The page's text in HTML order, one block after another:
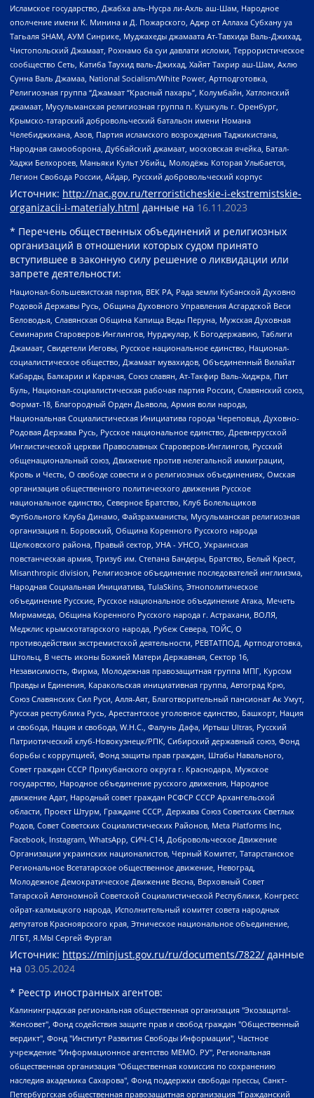
Исламское государство, Джабха аль-Нусра ли-Ахль аш-Шам, Народное
ополчение имени К. Минина и Д. Пожарского, Аджр от Аллаха Субхану уа
Тагьаля SHAM, АУМ Синрике, Муджахеды джамаата Ат-Тавхида Валь-Джихад,
Чистопольский Джамаат, Рохнамо ба суи давлати исломи, Террористическое
сообщество Сеть, Катиба Таухид валь-Джихад, Хайят Тахрир аш-Шам, Ахлю
Сунна Валь Джамаа, National Socialism/White Power, Артподготовка,
Религиозная группа “Джамаат “Красный пахарь”, Колумбайн, Хатлонский
джамаат, Мусульманская религиозная группа п. Кушкуль г. Оренбург,
Крымско-татарский добровольческий батальон имени Номана
Челебиджихана, Азов, Партия исламского возрождения Таджикистана,
Народная самооборона, Дуббайский джамаат, московская ячейка, Батал-
Хаджи Белхороев, Маньяки Культ Убийц, Молодёжь Которая Улыбается,
Легион Свобода России, Айдар, Русский добровольческий корпус
Источник: http://nac.gov.ru/terroristicheskie-i-ekstremistskie-
organizacii-i-materialy.html данные на 16.11.2023
* Перечень общественных объединений и религиозных
организаций в отношении которых судом принято
вступившее в законную силу решение о ликвидации или
запрете деятельности:
Национал-большевистская партия, ВЕК РА, Рада земли Кубанской Духовно
Родовой Державы Русь, Община Духовного Управления Асгардской Веси
Беловодья, Славянская Община Капища Веды Перуна, Мужская Духовная
Семинария Староверов-Инглингов, Нурджулар, К Богодержавию, Таблиги
Джамаат, Свидетели Иеговы, Русское национальное единство, Национал-
социалистическое общество, Джамаат мувахидов, Объединенный Вилайат
Кабарды, Балкарии и Карачая, Союз славян, Ат-Такфир Валь-Хиджра, Пит
Буль, Национал-социалистическая рабочая партия России, Славянский союз,
Формат-18, Благородный Орден Дьявола, Армия воли народа,
Национальная Социалистическая Инициатива города Череповца, Духовно-
Родовая Держава Русь, Русское национальное единство, Древнерусской
Инглистической церкви Православных Староверов-Инглингов, Русский
общенациональный союз, Движение против нелегальной иммиграции,
Кровь и Честь, О свободе совести и о религиозных объединениях, Омская
организация общественного политического движения Русское
национальное единство, Северное Братство, Клуб Болельщиков
Футбольного Клуба Динамо, Файзрахманисты, Мусульманская религиозная
организация п. Боровский, Община Коренного Русского народа
Щелковского района, Правый сектор, УНА - УНСО, Украинская
повстанческая армия, Тризуб им. Степана Бандеры, Братство, Белый Крест,
Misanthropic division, Религиозное объединение последователей инглиизма,
Народная Социальная Инициатива, TulaSkins, Этнополитическое
объединение Русские, Русское национальное объединение Атака, Мечеть
Мирмамеда, Община Коренного Русского народа г. Астрахани, ВОЛЯ,
Меджлис крымскотатарского народа, Рубеж Севера, ТОЙС, О
противодействии экстремистской деятельности, РЕВТАТПОД, Артподготовка,
Штольц, В честь иконы Божией Матери Державная, Сектор 16,
Независимость, Фирма, Молодежная правозащитная группа МПГ, Курсом
Правды и Единения, Каракольская инициативная группа, Автоград Крю,
Союз Славянских Сил Руси, Алля-Аят, Благотворительный пансионат Ак Умут,
Русская республика Русь, Арестантское уголовное единство, Башкорт, Нация
и свобода, Нация и свобода, W.H.С., Фалунь Дафа, Иртыш Ultras, Русский
Патриотический клуб-Новокузнецк/РПК, Сибирский державный союз, Фонд
борьбы с коррупцией, Фонд защиты прав граждан, Штабы Навального,
Совет граждан СССР Прикубанского округа г. Краснодара, Мужское
государство, Народное объединение русского движения, Народное
движение Адат, Народный совет граждан РСФСР СССР Архангельской
области, Проект Штурм, Граждане СССР, Держава Союз Советских Светлых
Родов, Совет Советских Социалистических Районов, Meta Platforms Inc,
Facebook, Instagram, WhatsApp, СИЧ-С14, Добровольческое Движение
Организации украинских националистов, Черный Комитет, Татарстанское
Региональное Всетатарское общественное движение, Невоград,
Молодежное Демократическое Движение Весна, Верховный Совет
Татарской Автономной Советской Социалистической Республики, Конгресс
ойрат-калмыцкого народа, Исполнительный комитет совета народных
депутатов Красноярского края, Этническое национальное объединение,
ЛГБТ, Я.МЫ Сергей Фургал
Источник: https://minjust.gov.ru/ru/documents/7822/ данные
на 03.05.2024
* Реестр иностранных агентов:
Калининградская региональная общественная организация "Экозащита!-Женсовет", Фонд содействия защите прав и свобод граждан "Общественный вердикт", Фонд "Институт Развития Свободы Информации", Частное учреждение "Информационное агентство МЕМО. РУ", Региональная общественная организация "Общественная комиссия по сохранению наследия академика Сахарова", Фонд поддержки свободы прессы, Санкт-Петербургская общественная правозащитная организация "Гражданский контроль", Межрегиональная общественная организация "Информационно-просветительский центр "Мемориал", Региональный Фонд "Центр Защиты Прав Средств Массовой Информации", с 05.12.2023 Фонд "Центр Защиты Прав Средств массовой информации", Региональная общественная благотворительная организация помощи беженцам и мигрантам "Гражданское содействие", Негосударственное образовательное учреждение дополнительного профессионального образования (повышение квалификации) специалистов "АКАДЕМИЯ ПО ПРАВАМ ЧЕЛОВЕКА", Свердловская региональная общественная организация "Сутяжник", Автономная некоммерческая организация "Центр независимых социологических исследований", Союз общественных объединений "Российский исследовательский центр по правам человека", Региональное общественное учреждение научно-информационный центр "МЕМОРИАЛ", Некоммерческая организация "Фонд защиты гласности", Автономная некоммерческая организация "Институт прав человека", Городская общественная организация "Екатеринбургское общество "МЕМОРИАЛ", Городская общественная организация "Рязанское историко-просветительское и правозащитное общество "Мемориал" (Рязанский Мемориал), Челябинский региональный орган общественной самодеятельности – женское общественное объединение "Женщины Евразии", Челябинский региональный орган общественной самодеятельности "Уральская правозащитная группа", Фонд содействия защите здоровья и социальной справедливости имени Андрея Рылькова, Автономная Некоммерческая Организация "Аналитический Центр Юрия Левады", Автономная некоммерческая организация социальной поддержки населения "Проект Апрель", Региональная общественная организация помощи женщинам и детям, находящимся в кризисной ситуации "Информационно-методический центр "Анна", Фонд содействия развитию массовых коммуникаций и правовому просвещению "Так-так-Так", Фонд содействия устойчивому развитию "Серебряная тайга", Свердловский региональный общественный фонд социальных проектов "Новое время", "Idel.Реалии", Кавказ.Реалии, Крым.Реалии, Телеканал Настоящее Время, Татаро-башкирская служба Радио Свобода (Azatliq Radiosi), Радио Свободная Европа/Радио Свобода (PCE/PC), "Сибирь.Реалии", "Фактограф", Благотворительный фонд помощи осужденным и их семьям, Автономная некоммерческая организация "Институт глобализации и социальных движений", Фонд "В защиту прав заключенных", Частное учреждение "Центр поддержки и содействия развитию средств массовой информации", Пензенский региональный общественный благотворительный фонд "Гражданский союз", "Север.Реалии", Некоммерческая организация Фонд "Правовая инициатива", Общество с ограниченной ответственностью "Радио Свободная Европа/Радио Свобода", Чешское информационное агентство "MEDIUM-ORIENT", Красноярская региональная общественная организация "Мы против СПИДа", Камалягин Денис Николаевич, Маркелов Сергей Евгеньевич, Пономарев Лев Александрович, Савицкая Людмила Алексеевна, Автономная некоммерческая организация "Центр по работе с проблемой насилия "НАСИЛИЮ.НЕТ", Межрегиональный профессиональный союз работников здравоохранения "Альянс врачей", Юридическое лицо, зарегистрированное в Латвийской Республике, SIA "Medusa Project" (регистрационный номер 40103797863, дата регистрации 10.06.2014), Некоммерческая организация "Фонд по борьбе с коррупцией", Автономная некоммерческая организация "Институт права и публичной политики", Баданин Роман Сергеевич, Гликин Максим Александрович, Железнова Мария Михайловна, Лукьянова Юлия Сергеевна, Маетная Елизавета Витальевна, Маняхин Петр Борисович, Чуракова Ольга Владимировна, Ярош Юлия Петровна, Юридическое лицо "The Insider SIA", зарегистрированное в Риге, Латвийская Республика (дата регистрации 26.06.2015), являющееся администратором доменного имени интернет-издания "The Insider SIA", https://theins.ru, Постернак Алексей Евгеньевич, Рубин Михаил Аркадьевич, Анин Роман Александрович, Юридическое лицо Istories fonds, зарегистрированное в Латвийской Республике (регистрационный номер 50008295751, дата регистрации 24.02.2020), Великовский Дмитрий Александрович, Долинина Ирина Николаевна, Мароховская Алеся Алексеевна, Шлейнов Роман Юрьевич, Шмагун Олеся Валентиновна, Общество с ограниченной ответственностью "Альтаир 2021", Общество с ограниченной ответственностью "Вега 2021", Общество с ограниченной ответственностью "Главный редактор 2021", Общество с ограниченной ответственностью "Ромашки монолит", Важенков Артем Валерьевич, Ивановская областная общественная организация "Центр гендерных исследований", Гурман Юрий Альбертович, Медиапроект "ОВД-Инфо", Егоров Владимир Владимирович, Жилинский Владимир Александрович, Общество с ограниченной ответственностью "ЗП", Иванова София Юрьевна, Карезина Инна Павловна, Кильтау Екатерина Викторовна, Петров Алексей Викторович, Пискунов Сергей Евгеньевич, Смирнов Сергей Сергеевич, Тихонов Михаил Сергеевич, Общество с ограниченной ответственностью "ЖУРНАЛИСТ-ИНОСТРАННЫЙ АГЕНТ", Арапова Галина Юрьевна, Вольтская Татьяна Анатольевна, Американская компания "Mason G.E.S. Anonymous Foundation" (США), являющаяся владельцем интернет-издания https://mnews.world/, Компания "Stichting Bellingcat", зарегистрированная в Нидерландах (дата регистрации 11.07.2018), Захаров Андрей Вячеславович, Клепиковская Екатерина Дмитриевна, Общество с ограниченной ответственностью "МЕМО", Перл Роман Александрович, Симонов Евгений Алексеевич, Соловьева Елена Анатольевна, Сотников Даниил Владимирович, Сурначева Елизавета Дмитриевна, Автономная некоммерческая организация по защите прав человека и информированию населения "Якутия – Наше Мнение", Общество с ограниченной ответственностью "Москоу диджитал медиа", с 26.01.2023 Общество с ограниченной ответственностью "Чайка Белые сады", Ветошкина Валерия Валерьевна, Заговора Максим Александрович, Межрегиональное общественное движение "Российская ЛГБТ - сеть", Оленичев Максим Владимирович, Павлов Иван Юрьевич, Скворцова Елена Сергеевна, Общество с ограниченной ответственностью "Как бы инагент", Кочетков Игорь Викторович, Общество с ограниченной ответственностью "Честные выборы", Еланчик Олег Александрович, Общество с ограниченной ответственностью "Нобелевский призыв", Гималова Регина Эмилевна, Григорьев Андрей Валерьевич, Григорьева Алина Александровна, Ассоциация по содействию защите прав призывников, альтернативнослужащих и военнослужащих "Правозащитная группа "Гражданин.Армия.Право", Хисамова Регина Фаритовна, Автономная некоммерческая организация по реализации социально-правовых программ "Лилит", Дальневосточное общественное движение "Маяк", Санкт-Петербургская ЛГБТ-инициативная группа "Выход", Инициативная группа ЛГБТ+ "Реверс", Алексеев Андрей Викторович, Бекбулатова Таисия Львовна, Беляев Иван Михайлович, Владыкина Елена Сергеевна, Гельман Марат Александрович, Никульшина Вероника Юрьевна, Толоконникова Надежда Андреевна, Шендерович Виктор Анатольевич, Общество с ограниченной ответственностью "Данное сообщение", Общество с ограниченной ответственностью Издательский дом "Новая глава", Айнбиндер Александра Александровна, Московский комьюнити-центр для ЛГБТ+инициатив, Благотворительный фонд развития филантропии, Deutsche Welle (Германия, Kurt-Schumacher-Strasse 3, 53113 Bonn), Борзунова Мария Михайловна, Воробьев Виктор Викторович, Голубева Анна Львовна, Константинова Алла Михайловна, Малкова Ирина Владимировна, Мурадов Мурад Абдулгалимович, Осетинская Елизавета Николаевна, Понасенков Евгений Николаевич, Ганапольский Матвей Юрьевич, Киселев Евгений Алексеевич, Борухович Ирина Григорьевна, Дремин Иван Тимофеевич, Дубровский Дмитрий Викторович, Красноярская региональная общественная организация поддержки и развития альтернативных образовательных технологий и межкультурных коммуникаций "ИНТЕРРА", Маяковская Екатерина Алексеевна, Фейгин Марк Захарович, Филимонов Андрей Викторович, Дзугкоева Регина Николаевна, Доброхотов Роман Александрович, Дудь Юрий Александрович, Елкин Сергей Владимирович, Кругликов Кирилл Игоревич, Сабунаева Мария Леонидовна, Семенов Алексей Владимирович, Шаинян Карен Багратович, Шульман Екатерина Михайловна, Асафьев Артур Валерьевич, Вахштайн Виктор Семенович, Венедиктов Алексей Алексеевич, Лушникова Екатерина Евгеньевна, Волков Леонид Михайлович, Невзоров Александр Глебович, Пархоменко Сергей Борисович, Сироткин Ярослав Николаевич, Кара-Мурза Владимир Владимирович, Баранова Наталья Владимировна, Гозман Леонид Яковлевич, Кагарлицкий Борис Юльевич, Климарев Михаил Валерьевич, Милов Владимир Станиславович, Автономная некоммерческая организация Краснодарский центр современного искусства "Типография", Моргенштерн Алишер Тагирович, Соболь Любовь Эдуардовна, Общество с ограниченной ответственностью "ЛИЗА НОРМ", Каспаров Гарри Кимович, Ходорковский Михаил Борисович, Общество с ограниченной ответственностью "Апрельские тезисы", Данилович Ирина Брониславовна, Кашин Олег Владимирович, Петров Николай Владимирович, Пивоваров Алексей Владимирович, Соколов Михаил Владимирович, Цветкова Юлия Владимировна, Чичваркин Евгений Александрович, Комитет против пыток/Команда против пыток, Общество с ограниченной ответственностью "Первый научный", Общество с ограниченной ответственностью "Вертолет и ко", Белоцерковская Вероника Борисовна, Кац Максим Евгеньевич, Лазарева Татьяна Юрьевна, Шаведдинов Руслан Табризович, Яшин Илья Валерьевич, Общество с ограниченной ответственностью "Иноагент ААВ", Алешковский Дмитрий Петрович, Альбац Евгения Марковна, Быков Дмитрий Львович, Галямина Юлия Евгеньевна, Лойко Сергей Леонидович, Мартынов Кирилл Константинович, Медведев Сергей Александрович, Крашенинников Федор Геннадиевич, Гордеева Катерина Вл